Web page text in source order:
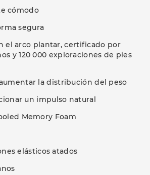
cómodo
segura
el arco plantar, certificado por
y 120 000 exploraciones de pies
la distribución del peso
un impulso natural
Memory Foam
elásticos atados